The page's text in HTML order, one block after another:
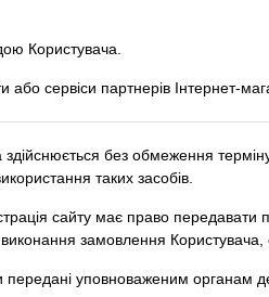
Користувача.
сервіси партнерів Інтернет-
без обмеження
таких засобів.
сайту має право передавати
замовлення
уповноваженим органам